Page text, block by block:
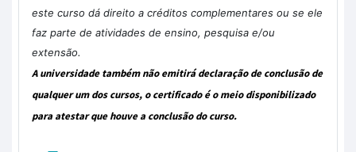
este curso dá direito a créditos complementares ou se ele
faz parte de atividades de ensino, pesquisa e/ou
extensão.
A universidade também não emitirá declaração de conclusão de
qualquer um dos cursos, o certificado é o meio disponibilizado
para atestar que houve a conclusão do curso.